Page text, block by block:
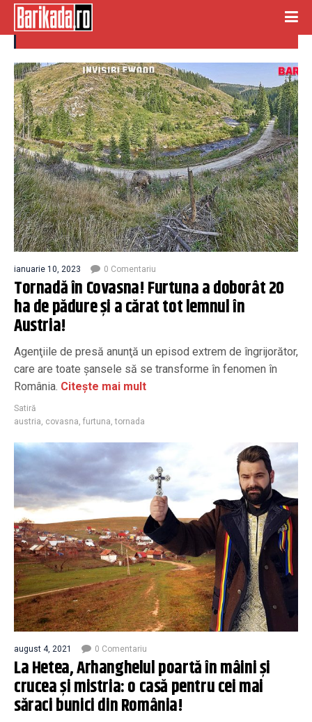
covasna
ianuarie 10, 2023 0 Comentariu
Tornadă în Covasna! Furtuna a doborât 20
ha de pădure şi a cărat tot lemnul în
Austria!
Agenţiile de presă anunţă un episod extrem de îngrijorător,
care are toate şansele să se transforme în fenomen în
România. Citește mai mult
Satiră
austria, covasna, furtuna,tornada
august 4, 2021 0 Comentariu
La Hetea, Arhanghelul poartă în mâini și
crucea și mistria: o casă pentru cei mai
săraci bunici din România!